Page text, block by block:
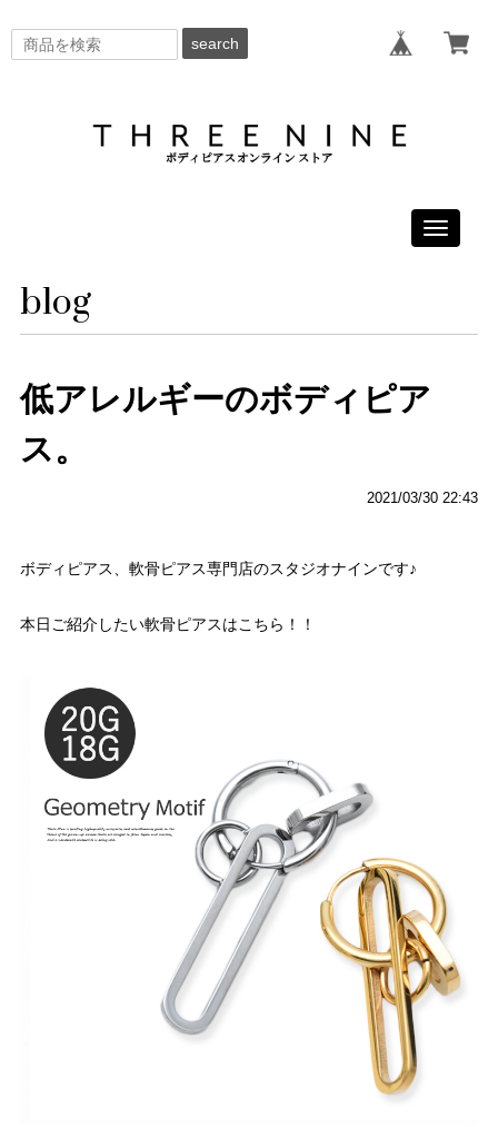
search
Toggle
blog
低アレルギーのボディピア
ス。
2021/03/30 22:43
ボディピアス、軟骨ピアス専門店のスタジオナインです♪
本日ご紹介したい軟骨ピアスはこちら！！